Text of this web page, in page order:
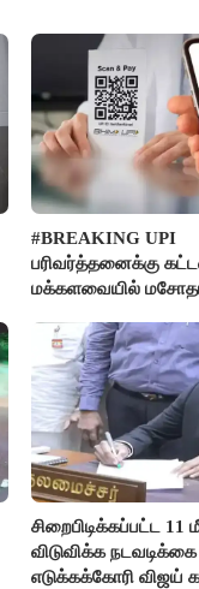
#BREAKING UPI
பரிவர்த்தனைக்கு
மக்களவையில்
சிறைபிடிக்கப்பட்ட
விடுவிக்க நடவடிக்கை
எடுக்கக்கோரி விஜய்